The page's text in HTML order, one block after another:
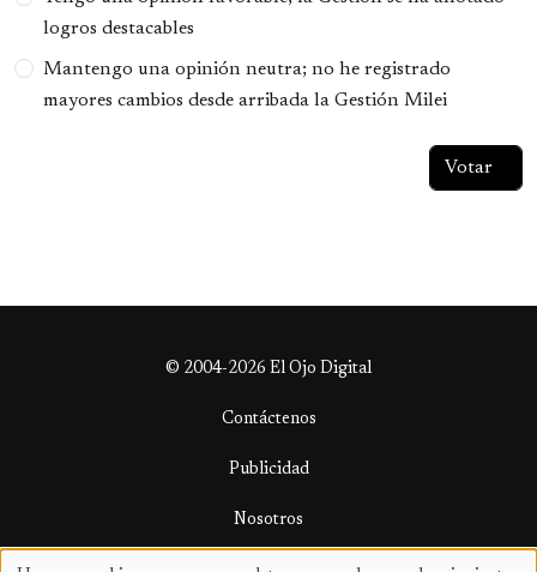
logros destacables
Mantengo una opinión neutra; no he registrado
mayores cambios desde arribada la Gestión Milei
© 2004-2026 El Ojo Digital
Contáctenos
Publicidad
Nosotros